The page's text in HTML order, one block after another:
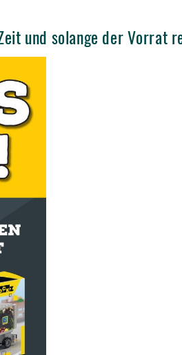
und solange der Vorrat